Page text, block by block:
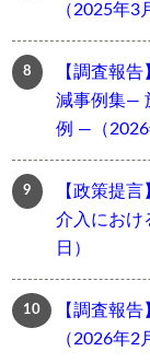
（2025年3
【調査報
減事例集―
例 ―（2026
【政策提
介入におけ
日）
【調査報
（2026年2